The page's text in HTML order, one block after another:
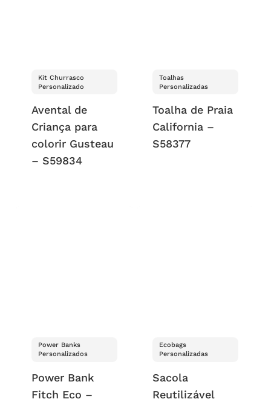
Kit Churrasco
Personalizado
Avental de
Criança para
colorir Gusteau
– S59834
Toalhas
Personalizadas
Toalha de Praia
California –
S58377
Power Banks
Personalizados
Power Bank
Fitch Eco –
Ecobags
Personalizadas
Sacola
Reutilizável